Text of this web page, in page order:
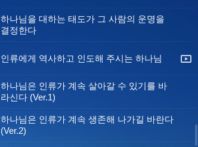
하나님을 대하는 태도가 그 사람의 운명을
결정한다
인류에게 역사하고 인도해 주시는 하나님
하나님은 인류가 계속 살아갈 수 있기를 바
라신다 (Ver.1)
하나님은 인류가 계속 생존해 나가길 바란다
(Ver.2)